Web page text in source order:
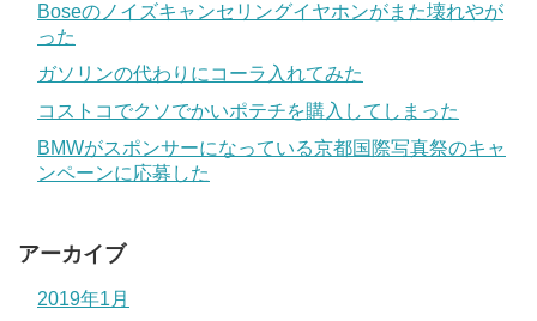
Boseのノイズキャンセリングイヤホンがまた壊れやが
った
ガソリンの代わりにコーラ入れてみた
コストコでクソでかいポテチを購入してしまった
BMWがスポンサーになっている京都国際写真祭のキャ
ンペーンに応募した
アーカイブ
2019年1月